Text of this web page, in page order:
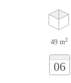
49 m2
06